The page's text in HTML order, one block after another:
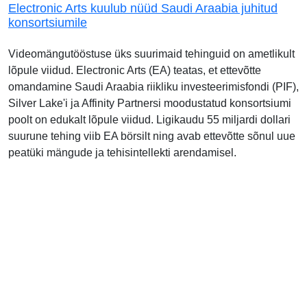
Electronic Arts kuulub nüüd Saudi Araabia juhitud
konsortsiumile
Videomängutööstuse üks suurimaid tehinguid on ametlikult
lõpule viidud. Electronic Arts (EA) teatas, et ettevõtte
omandamine Saudi Araabia riikliku investeerimisfondi (PIF),
Silver Lake'i ja Affinity Partnersi moodustatud konsortsiumi
poolt on edukalt lõpule viidud. Ligikaudu 55 miljardi dollari
suurune tehing viib EA börsilt ning avab ettevõtte sõnul uue
peatüki mängude ja tehisintellekti arendamisel.